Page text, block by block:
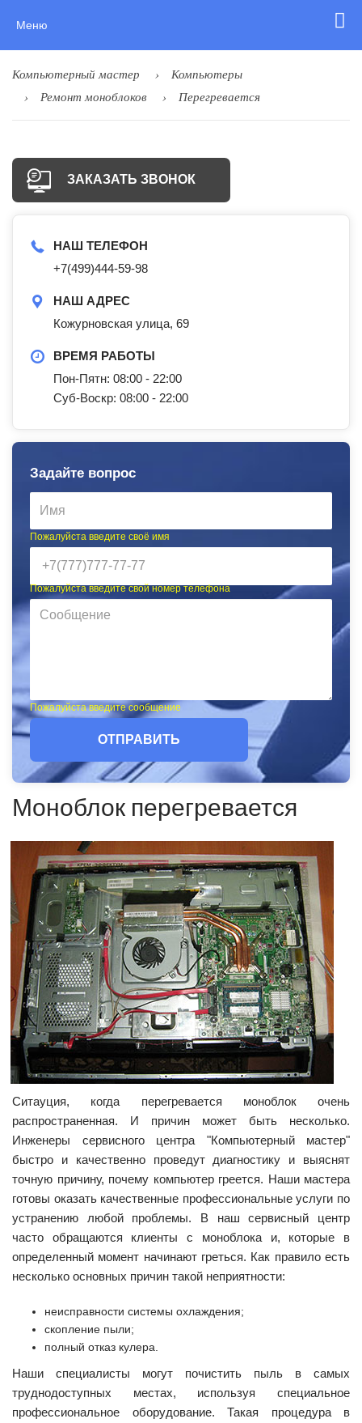
Меню
Компьютерный мастер
Компьютеры
Ремонт моноблоков
Перегревается
ЗАКАЗАТЬ ЗВОНОК
НАШ ТЕЛЕФОН
+7(499)444-59-98
НАШ АДРЕС
Кожурновская улица, 69
ВРЕМЯ РАБОТЫ
Пон-Пятн: 08:00 - 22:00
Суб-Воскр: 08:00 - 22:00
Задайте вопрос
Пожалуйста введите своё имя
Пожалуйста введите свой номер телефона
Пожалуйста введите сообщение
ОТПРАВИТЬ
Моноблок перегревается
Ситауция, когда перегревается моноблок очень
распространенная. И причин может быть несколько.
Инженеры сервисного центра "Компьютерный мастер"
быстро и качественно проведут диагностику и выяснят
точную причину, почему компьютер греется. Наши мастера
готовы оказать качественные профессиональные услуги по
устранению любой проблемы. В наш сервисный центр
часто обращаются клиенты с моноблока и, которые в
определенный момент начинают греться. Как правило есть
несколько основных причин такой неприятности:
неисправности системы охлаждения;
скопление пыли;
полный отказ кулера.
Наши специалисты могут почистить пыль в самых
труднодоступных местах, используя специальное
профессиональное оборудование. Такая процедура в